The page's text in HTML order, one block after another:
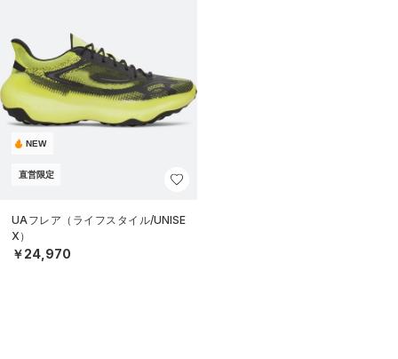
NEW
直営限定
UAフレア（ライフスタイル/UNISE
X）
￥24,970